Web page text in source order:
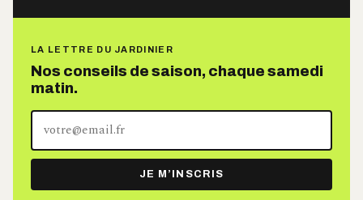
LA LETTRE DU JARDINIER
Nos conseils de saison, chaque samedi
matin.
Votre
adresse
e-
mail
JE M’INSCRIS